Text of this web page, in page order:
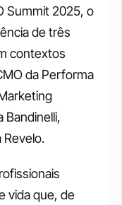
Summit 2025, o
de três
contextos
da Performa
Bandinelli,
vida que, de